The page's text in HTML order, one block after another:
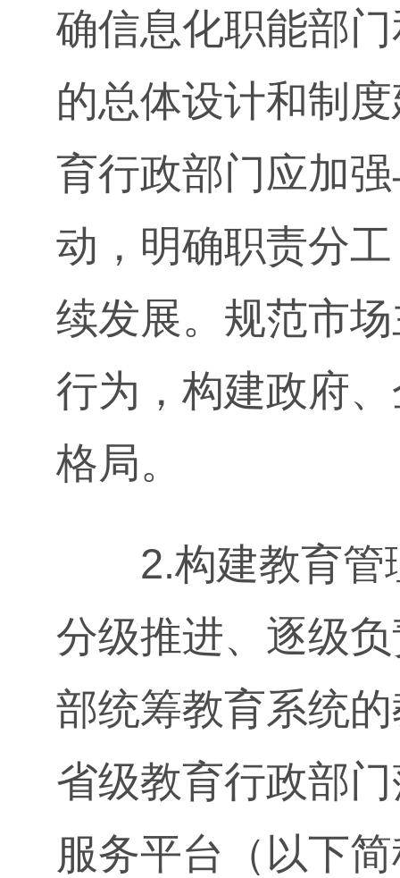
确信息化职能部
的总体设计和制
育行政部门应加
动，明确职责分
续发展。规范市
行为，构建政府
格局。
2.构建教育管理
分级推进、逐级
部统筹教育系统
省级教育行政部
服务平台（以下